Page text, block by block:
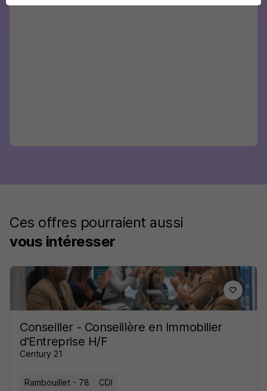
Ces offres pourraient aussi
vous intéresser
Conseiller - Conseillère en Immobilier
d'Entreprise H/F
Century 21
Rambouillet - 78 CDI